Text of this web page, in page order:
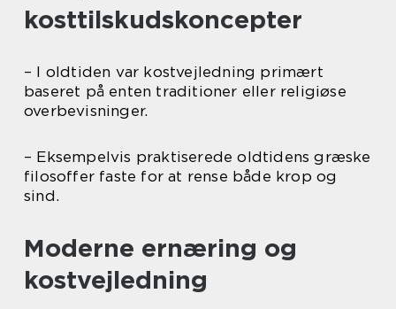
kosttilskudskoncepter
– I oldtiden var kostvejledning primært
baseret på enten traditioner eller religiøse
overbevisninger.
– Eksempelvis praktiserede oldtidens græske
filosoffer faste for at rense både krop og
sind.
Moderne ernæring og
kostvejledning